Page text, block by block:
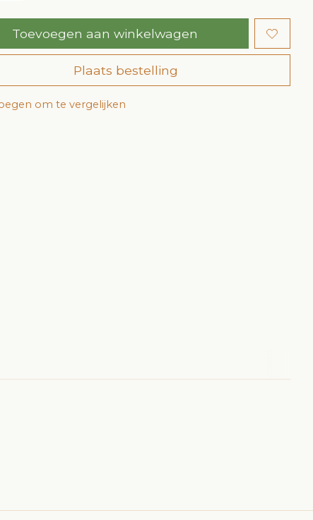
Toevoegen aan winkelwagen
Plaats bestelling
om te vergelijken